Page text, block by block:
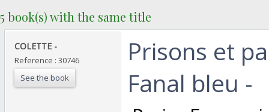
5 book(s) with the same title
‎COLETTE -‎
Reference : 30746
See the book
‎Prisons et
Fanal bleu - ‎